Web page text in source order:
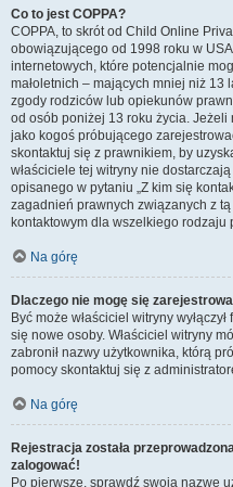
Co to jest COPPA?
COPPA, to skrót od Child Online
obowiązującego od 1998 roku w
internetowych, które potencjalnie
małoletnich – mających mniej niż
zgody rodziców lub opiekunów
od osób poniżej 13 roku życia.
jako kogoś próbującego
skontaktuj się z prawnikiem, by
właściciele tej witryny nie
opisanego w pytaniu „Z kim się
zagadnień prawnych związanych z
kontaktowym dla wszelkiego rodzaju
Na górę
Dlaczego nie mogę się
Być może właściciel witryny
się nowe osoby. Właściciel witryny
zabronił nazwy użytkownika, którą
pomocy skontaktuj się z
Na górę
Rejestracja została
zalogować!
Po pierwsze, sprawdź swoją nazwę